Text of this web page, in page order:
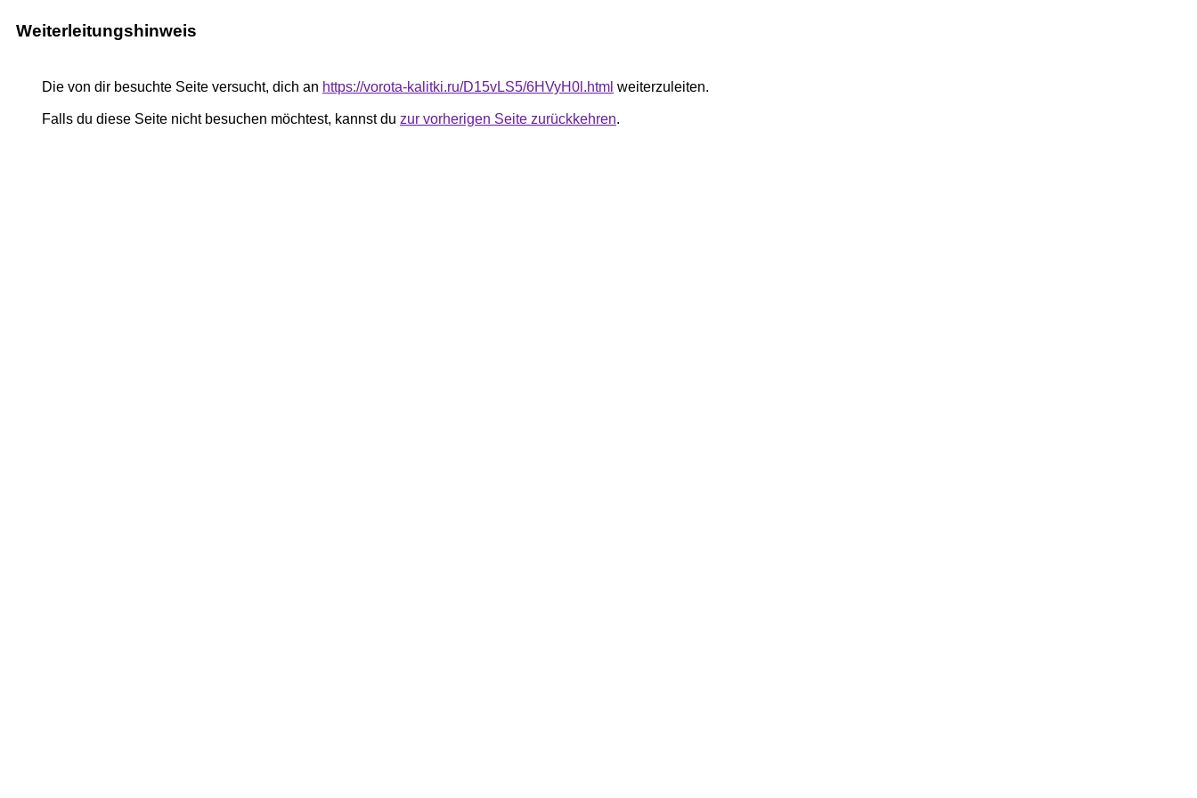
Weiterleitungshinweis
Die von dir besuchte Seite versucht, dich an https://vorota-kalitki.ru/D15vLS5/6HVyH0l.html weiterzuleiten.
Falls du diese Seite nicht besuchen möchtest, kannst du zur vorherigen Seite zurückkehren.